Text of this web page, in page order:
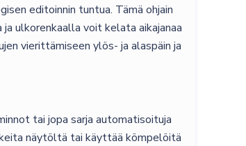
editoinnin tuntua. Tämä ohjain
ulkorenkaalla voit kelata aikajanaa
vierittämiseen ylös- ja alaspäin ja
tai jopa sarja automatisoituja
näytöltä tai käyttää kömpelöitä